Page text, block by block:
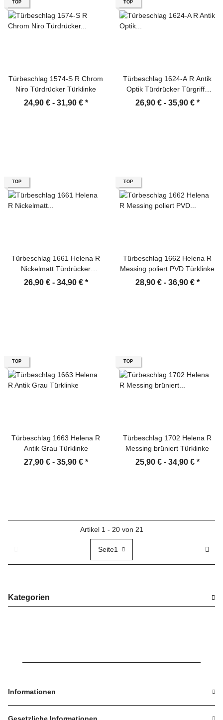
TOP
Türbeschlag 1574-S R Chrom
Niro Türdrücker Türklinke
24,90 € - 31,90 € *
TOP
Türbeschlag 1624-A R Antik
Optik Türdrücker Türgriffe
Türklinke
26,90 € - 35,90 € *
TOP
Türbeschlag 1661 Helena R
Nickelmatt Türdrücker
Türklinke
26,90 € - 34,90 € *
TOP
Türbeschlag 1662 Helena R
Messing poliert PVD Türklinke
28,90 € - 36,90 € *
TOP
Türbeschlag 1663 Helena R
Antik Grau Türklinke
27,90 € - 35,90 € *
TOP
Türbeschlag 1702 Helena R
Messing brüniert Türklinke
25,90 € - 34,90 € *
Artikel 1 - 20 von 21
Seite1
Kategorien
Informationen